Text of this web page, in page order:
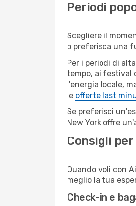
Periodi
Scegliere il
o preferisca una
Per i periodi di
tempo, ai festival
l'energia locale,
le offerte last
Se preferisci
New York offre
Consigli
Quando voli con
meglio la tua
Check-in e